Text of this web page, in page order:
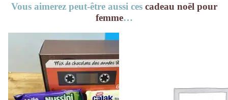
Vous aimerez peut-être aussi ces cadeau noël pour
femme…